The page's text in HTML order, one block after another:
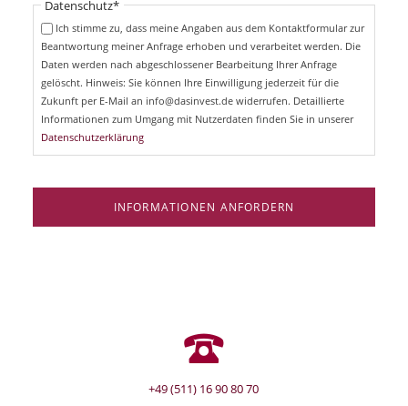
f
Pflichtfeld
Datenschutz*
Ich stimme zu, dass meine Angaben aus dem Kontaktformular zur
Beantwortung meiner Anfrage erhoben und verarbeitet werden. Die
Daten werden nach abgeschlossener Bearbeitung Ihrer Anfrage
gelöscht. Hinweis: Sie können Ihre Einwilligung jederzeit für die
Zukunft per E-Mail an info@dasinvest.de widerrufen. Detaillierte
Informationen zum Umgang mit Nutzerdaten finden Sie in unserer
Datenschutzerklärung
INFORMATIONEN ANFORDERN
+49 (511) 16 90 80 70